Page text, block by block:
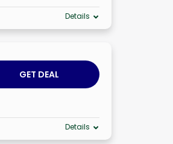
Details
GET DEAL
Details